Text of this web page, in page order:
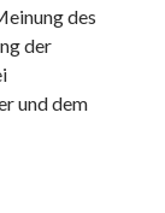
des
der
und dem